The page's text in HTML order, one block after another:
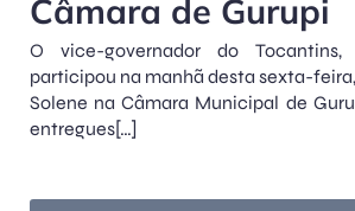
Câmara de Gurupi
O vice-governador do Tocantins,
participou na manhã desta sexta-feira,
Solene na Câmara Municipal de
entregues[…]